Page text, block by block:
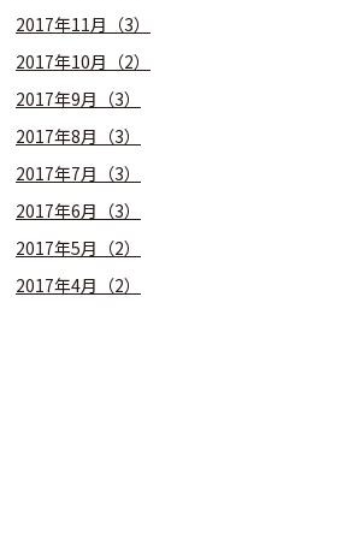
2017年11月（3）
2017年10月（2）
2017年9月（3）
2017年8月（3）
2017年7月（3）
2017年6月（3）
2017年5月（2）
2017年4月（2）